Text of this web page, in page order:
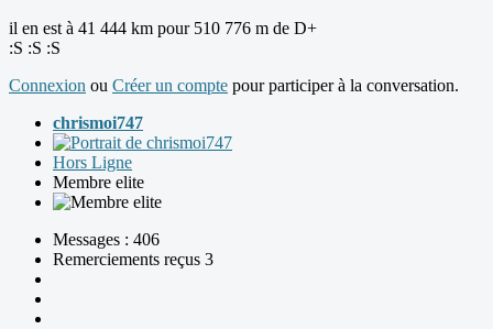
il en est à 41 444 km pour 510 776 m de D+
:S :S :S
Connexion ou Créer un compte pour participer à la conversation.
chrismoi747
Hors Ligne
Membre elite
Messages : 406
Remerciements reçus 3